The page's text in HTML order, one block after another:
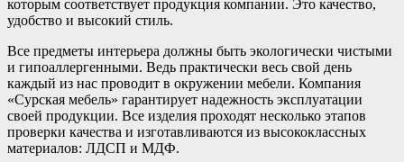
которым соответствует продукция компании. Это качество,
удобство и высокий стиль.
Все предметы интерьера должны быть экологически чистыми
и гипоаллергенными. Ведь практически весь свой день
каждый из нас проводит в окружении мебели. Компания
«Сурская мебель» гарантирует надежность эксплуатации
своей продукции. Все изделия проходят несколько этапов
проверки качества и изготавливаются из высококлассных
материалов: ЛДСП и МДФ.